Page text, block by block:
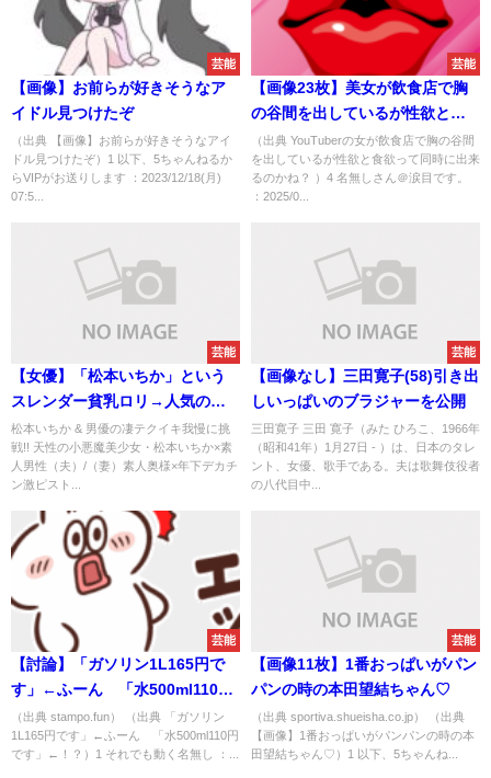
芸能
【画像】お前らが好きそうなア
イドル見つけたぞ
（出典 【画像】お前らが好きそうなアイ
ドル見つけたぞ）1 以下、5ちゃんねるか
らVIPがお送りします ：2023/12/18(月)
07:5...
芸能
【画像23枚】美女が飲食店で胸
の谷間を出しているが性欲と食
欲って同時に出来るのかね？
（出典 YouTuberの女が飲食店で胸の谷間
を出しているが性欲と食欲って同時に出来
るのかね？ ）4 名無しさん＠涙目です。
：2025/0...
芸能
【女優】「松本いちか」という
スレンダー貧乳ロリ→人気の秘
訣とは？
松本いちか & 男優の凄テクイキ我慢に挑
戦!! 天性の小悪魔美少女・松本いちか×素
人男性（夫）/（妻）素人奥様×年下デカチ
ン激ピスト...
芸能
【画像なし】三田寛子(58)引き出
しいっぱいのブラジャーを公開
三田寛子 三田 寛子（みた ひろこ、1966年
（昭和41年）1月27日 - ）は、日本のタレ
ント、女優、歌手である。夫は歌舞伎役者
の八代目中...
芸能
【討論】「ガソリン1L165円で
す」←ふーん 「水500ml110円
です」←！？
（出典 stampo.fun） （出典 「ガソリン
1L165円です」←ふーん 「水500ml110円
です」←！？）1 それでも動く名無し ：...
芸能
【画像11枚】1番おっぱいがパン
パンの時の本田望結ちゃん♡
（出典 sportiva.shueisha.co.jp） （出典
【画像】1番おっぱいがパンパンの時の本
田望結ちゃん♡）1 以下、5ちゃんね...